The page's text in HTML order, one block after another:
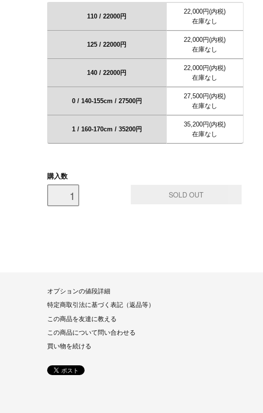
110 / 22000円
22,000円(内税)
在庫なし
125 / 22000円
22,000円(内税)
在庫なし
140 / 22000円
22,000円(内税)
在庫なし
0 / 140-155cm / 27500円
27,500円(内税)
在庫なし
1 / 160-170cm / 35200円
35,200円(内税)
在庫なし
購入数
オプションの値段詳細
特定商取引法に基づく表記（返品等）
この商品を友達に教える
この商品について問い合わせる
買い物を続ける